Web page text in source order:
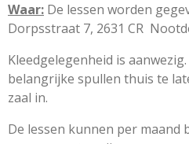
Waar: De lessen worden
Dorpsstraat 7, 2631 CR
Kleedgelegenheid is
belangrijke spullen thuis te
zaal in.
De lessen kunnen per maand